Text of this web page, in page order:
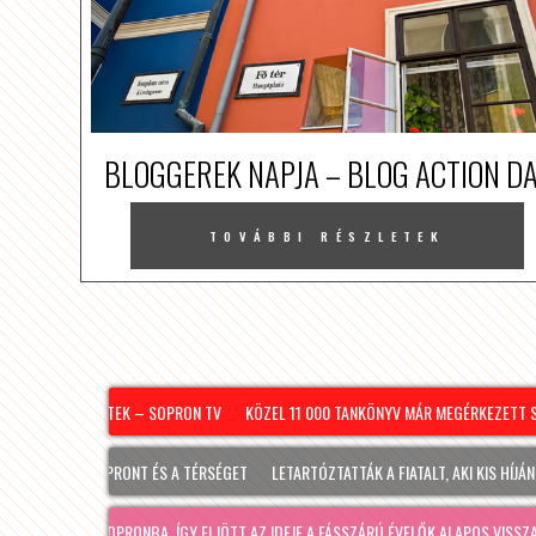
BLOGGEREK NAPJA – BLOG ACTION
TOVÁBBI RÉSZLETEK
– PÉNTEK – SOPRON TV KÖZEL 11 000 TANKÖNYV MÁR MEGÉRKEZETT
SOPRONT ÉS A TÉRSÉGET LETARTÓZTATTÁK A FIATALT, AKI KIS HÍJÁN